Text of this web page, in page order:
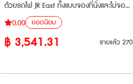
ด้วยรถไฟ JR East ทั้งแบบจองที่นั่งและไม่จอง
ที่นั่ง ประเภท Local, Rapid, Limited Express,
Shinkansen ได้ไม่จำกัดเที่ยวภายใน 3 วัน
ติดต่อกัน 🚅 ครอบคลุมรถไฟเอกชนหลาย
Dentetsu และ New Shuttle 🚅 ใช้ได้กับรถไฟ
0.00 ยอดนิยม
฿ 3,541.31 ขายแล้ว 270